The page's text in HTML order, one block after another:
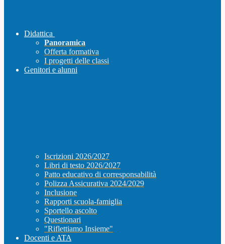
Didattica
Panoramica
Offerta formativa
I progetti delle classi
Genitori e alunni
Iscrizioni 2026/2027
Libri di testo 2026/2027
Patto educativo di corresponsabilità
Polizza Assicurativa 2024/2029
Inclusione
Rapporti scuola-famiglia
Sportello ascolto
Questionari
"Riflettiamo Insieme"
Docenti e ATA